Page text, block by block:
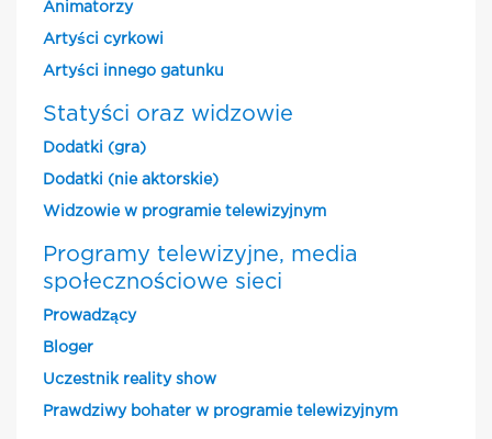
Animatorzy
Artyści cyrkowi
Artyści innego gatunku
Statyści oraz widzowie
Dodatki (gra)
Dodatki (nie aktorskie)
Widzowie w programie telewizyjnym
Programy telewizyjne, media
społecznościowe sieci
Prowadzący
Bloger
Uczestnik reality show
Prawdziwy bohater w programie telewizyjnym